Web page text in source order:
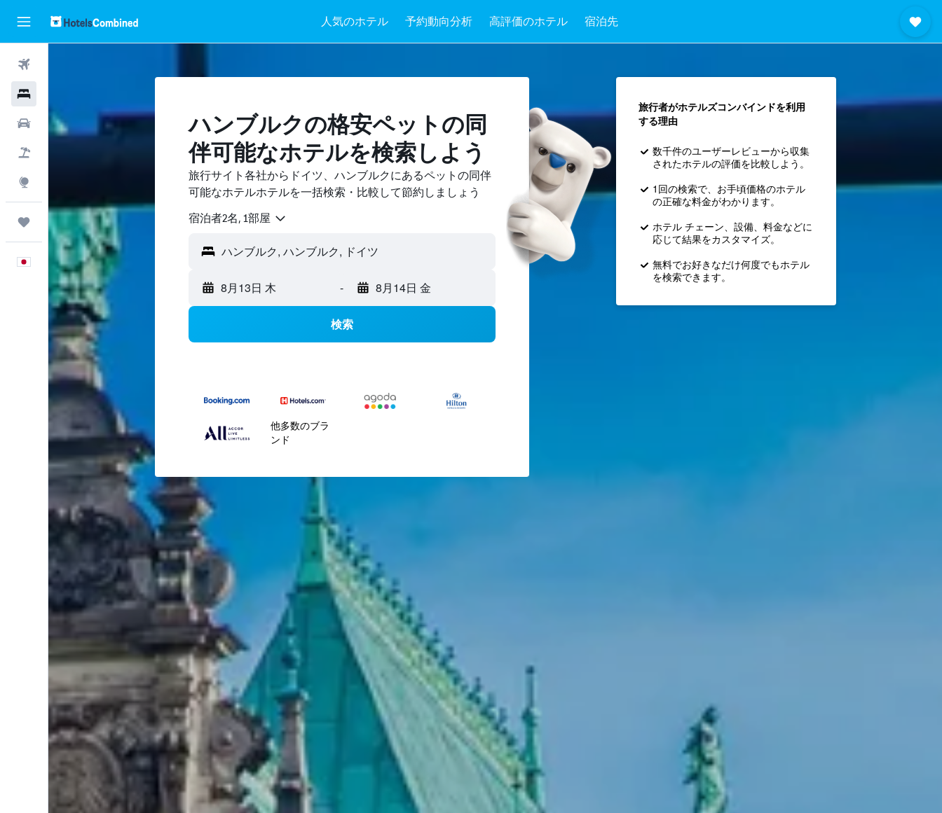
人気のホテル 予約動向分析 高評価のホテル 宿泊先
レンタカー
Trips
日本語
ハンブルクの格安ペットの同
伴可能なホテル​を検索しよう
旅行サイト各社からドイツ​、ハンブルクにあるペットの同伴
可能なホテルホテルを一括検索・比較して節約しましょう
宿泊者2名, 1​部屋
8月13日 木 - 8月14日 金
検索
他多数のブラ
ンド
旅行者がホテルズコンバインド​を利用
する理由
数千件のユーザーレビューから収集
されたホテルの評価を比較しよう。
1回の検索で、お手頃価格のホテル
の正確な料金がわかります。
ホテル チェーン、設備、料金などに
応じて結果をカスタマイズ。
無料でお好きなだけ何度でもホテル
を検索できます。